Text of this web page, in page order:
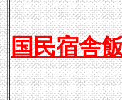
国民宿舎